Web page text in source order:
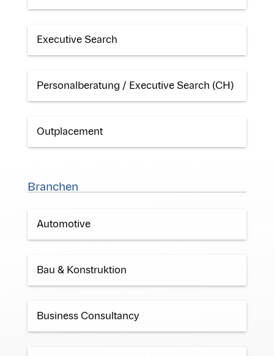
Executive Search
Personalberatung / Executive Search (CH)
Outplacement
Branchen
Automotive
Bau & Konstruktion
Business Consultancy